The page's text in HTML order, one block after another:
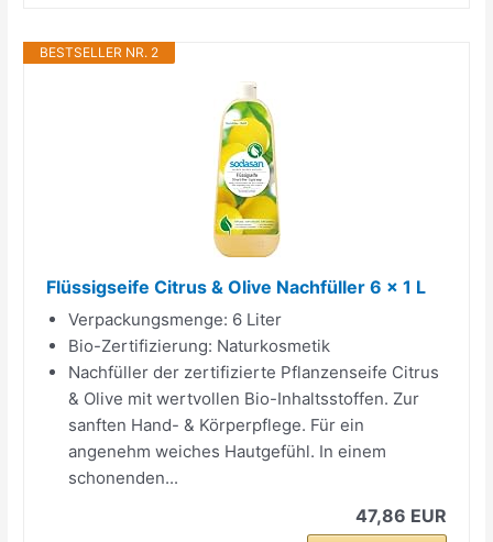
BESTSELLER NR. 2
Flüssigseife Citrus & Olive Nachfüller 6 x 1 L
Verpackungsmenge: 6 Liter
Bio-Zertifizierung: Naturkosmetik
Nachfüller der zertifizierte Pflanzenseife Citrus
& Olive mit wertvollen Bio-Inhaltsstoffen. Zur
sanften Hand- & Körperpflege. Für ein
angenehm weiches Hautgefühl. In einem
schonenden...
47,86 EUR